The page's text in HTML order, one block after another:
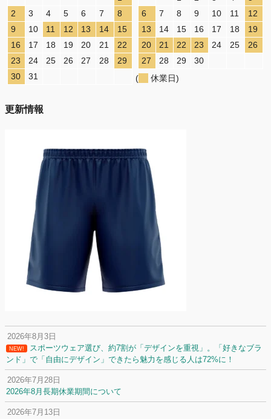
2
3 4 5 6 7
8
9
10 11 12 13 14
15
16
17 18 19 20 21
22
23
24 25 26 27 28
29
30
31
6
7 8 9 10 11
12
13
14 15 16 17 18
19
20
21 22 23 24 25
26
27
28 29
30
(
休業日)
更新情報
2026年8月3日
NEW!
スポーツウェア選び、約7割が「デザインを重視」。「好きなブラ
ンド」で「自由にデザイン」できたら魅力を感じる人は72%に！
2026年7月28日
2026年8月長期休業期間について
2026年7月13日